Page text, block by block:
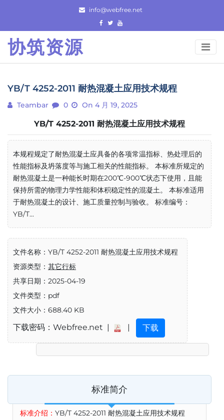
content
info@webfree.net
协筑资源
YB/T 4252-2011 耐热混凝土应用技术规程
Teambar 0 On 4 月 19, 2025
YB/T 4252-2011 耐热混凝土应用技术规程
本规程规定了耐热混凝土应具备的各项常温指标、热处理后的
性能指标及坍落度等与施工相关的性能指标。 本标准所规定的
耐热混凝土是一种能长时期在200℃-900℃状态下使用，且能
保持所需的物理力学性能和体积稳定性的混凝土。 本标准适用
于耐热混凝土的设计、施工质量控制与验收。 标准编号：
YB/T...
文件名称：YB/T 4252-2011 耐热混凝土应用技术规程
资源类型： 其它行标
共享日期：2025-04-19
文件类型：pdf
文件大小：688.40 KB
下载密码：Webfree.net | | 下载
标准简介
标准介绍： YB/T 4252-2011 耐热混凝土应用技术规程